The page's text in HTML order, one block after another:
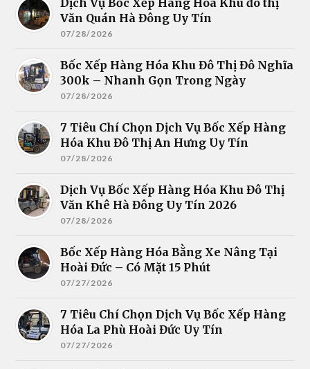
Dịch Vụ Bốc Xếp Hàng Hóa Khu đô thị
Văn Quán Hà Đông Uy Tín
07/28/2026
Bốc Xếp Hàng Hóa Khu Đô Thị Đô Nghĩa
300k – Nhanh Gọn Trong Ngày
07/28/2026
7 Tiêu Chí Chọn Dịch Vụ Bốc Xếp Hàng
Hóa Khu Đô Thị An Hưng Uy Tín
07/28/2026
Dịch Vụ Bốc Xếp Hàng Hóa Khu Đô Thị
Văn Khê Hà Đông Uy Tín 2026
07/28/2026
Bốc Xếp Hàng Hóa Bằng Xe Nâng Tại
Hoài Đức – Có Mặt 15 Phút
07/27/2026
7 Tiêu Chí Chọn Dịch Vụ Bốc Xếp Hàng
Hóa La Phù Hoài Đức Uy Tín
07/27/2026